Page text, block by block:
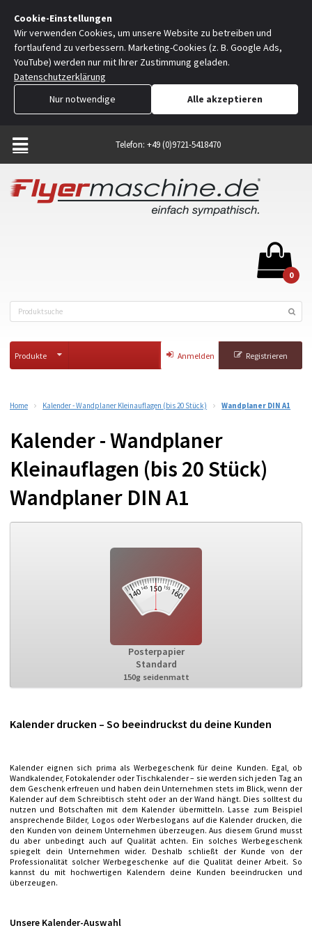
Cookie-Einstellungen
Wir verwenden Cookies, um unsere Website zu betreiben und
fortlaufend zu verbessern. Marketing-Cookies (z. B. Google Ads,
YouTube) werden nur mit Ihrer Zustimmung geladen.
Datenschutzerklärung
Nur notwendige
Alle akzeptieren
Telefon: +49 (0)9721-5418470
0
Produkte Anmelden Registrieren
Home Kalender - Wandplaner Kleinauflagen (bis 20 Stück) Wandplaner DIN A1
Kalender - Wandplaner
Kleinauflagen (bis 20 Stück)
Wandplaner DIN A1
Posterpapier
Standard
150g seidenmatt
Kalender drucken – So beeindruckst du deine Kunden
Kalender eignen sich prima als Werbegeschenk für deine Kunden. Egal, ob
Wandkalender, Fotokalender oder Tischkalender – sie werden sich jeden Tag an
dem Geschenk erfreuen und haben dein Unternehmen stets im Blick, wenn der
Kalender auf dem Schreibtisch steht oder an der Wand hängt. Dies solltest du
nutzen und Botschaften mit dem Kalender übermitteln. Lasse zum Beispiel
ansprechende Bilder, Logos oder Werbeslogans auf die Kalender drucken, die
den Kunden von deinem Unternehmen überzeugen. Aus diesem Grund musst
du aber unbedingt auch auf Qualität achten. Ein solches Werbegeschenk
spiegelt dein Unternehmen wider. Deshalb schließt der Kunde von der
Professionalität solcher Werbegeschenke auf die Qualität deiner Arbeit. So
kannst du mit hochwertigen Kalendern deine Kunden beeindrucken und
überzeugen.
Unsere Kalender-Auswahl